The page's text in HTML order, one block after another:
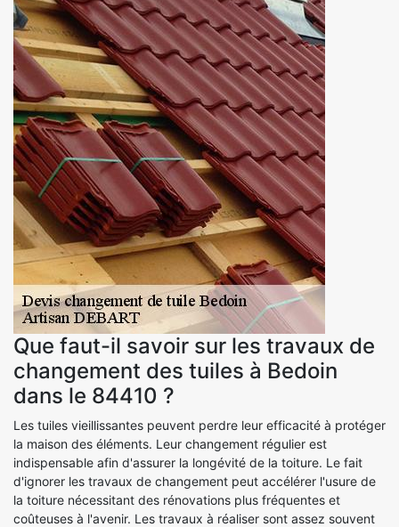
Que faut-il savoir sur les travaux de
changement des tuiles à Bedoin
dans le 84410 ?
Les tuiles vieillissantes peuvent perdre leur efficacité à protéger
la maison des éléments. Leur changement régulier est
indispensable afin d'assurer la longévité de la toiture. Le fait
d'ignorer les travaux de changement peut accélérer l'usure de
la toiture nécessitant des rénovations plus fréquentes et
coûteuses à l'avenir. Les travaux à réaliser sont assez souvent